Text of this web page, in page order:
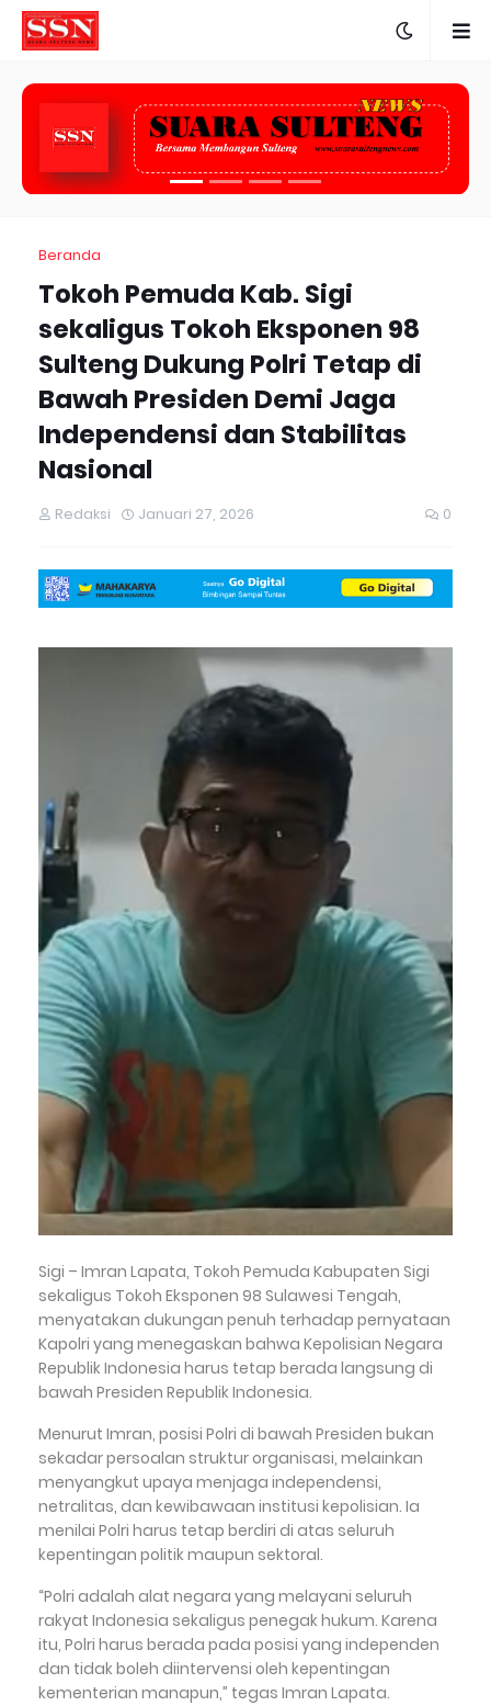
Beranda
Tokoh Pemuda Kab. Sigi
sekaligus Tokoh Eksponen 98
Sulteng Dukung Polri Tetap di
Bawah Presiden Demi Jaga
Independensi dan Stabilitas
Nasional
Redaksi Januari 27, 2026 0
Sigi – Imran Lapata, Tokoh Pemuda Kabupaten Sigi
sekaligus Tokoh Eksponen 98 Sulawesi Tengah,
menyatakan dukungan penuh terhadap pernyataan
Kapolri yang menegaskan bahwa Kepolisian Negara
Republik Indonesia harus tetap berada langsung di
bawah Presiden Republik Indonesia.
Menurut Imran, posisi Polri di bawah Presiden bukan
sekadar persoalan struktur organisasi, melainkan
menyangkut upaya menjaga independensi,
netralitas, dan kewibawaan institusi kepolisian. Ia
menilai Polri harus tetap berdiri di atas seluruh
kepentingan politik maupun sektoral.
“Polri adalah alat negara yang melayani seluruh
rakyat Indonesia sekaligus penegak hukum. Karena
itu, Polri harus berada pada posisi yang independen
dan tidak boleh diintervensi oleh kepentingan
kementerian manapun,” tegas Imran Lapata.